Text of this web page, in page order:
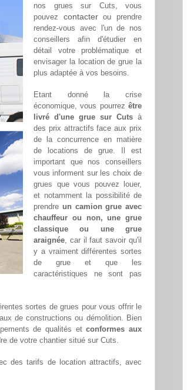
nos grues sur Cuts, vous
pouvez contacterou prendre
rendez-vous avec l'un de nos
conseillers afin d'étudier en
détail votre problématique et
envisager la location de grue la
plus adaptée à vos besoins.
Etant donné la crise
économique, vous pourrez être
livré d'une grue sur Cuts à
des prix attractifs face aux prix
de la concurrence en matière
de locations de grue. Il est
important que nos conseillers
vous informent sur les choix de
grues que vous pouvez louer,
et notamment la possibilité de
prendre un camion grue avec
chauffeur ou non, une grue
classique ou une grue
araignée, car il faut savoir qu'il
y a vraiment différentes sortes
de grue et que les
caractéristiques ne sont pas
sortes de grues pour vous offrir le
de constructions ou démolition. Bien
de qualités etconformes aux
de votre chantier situé sur Cuts.
des tarifs de location attractifs, avec